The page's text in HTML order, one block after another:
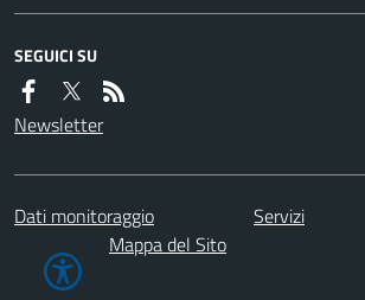
SEGUICI SU
Newsletter
Dati monitoraggio Servizi
Mappa del Sito